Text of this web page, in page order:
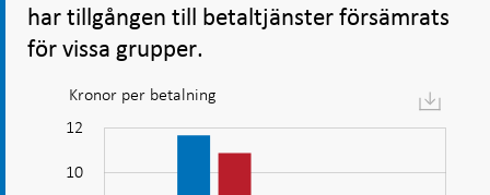
har tillgången till betaltjänster försämrats
för vissa grupper.
Diagram:
Digitala
Kronor per betalning
12
10